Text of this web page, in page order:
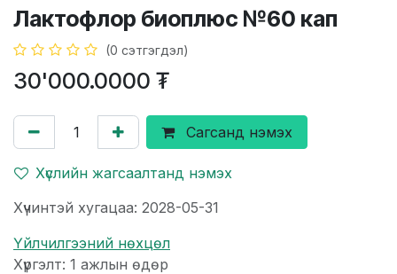
Лактофлор биоплюс №60 кап
(0 сэтгэгдэл)
30'000.0000 ₮
Сагсанд нэмэх
Хүслийн жагсаалтанд нэмэх
Хүчинтэй хугацаа: 2028-05-31
Үйлчилгээний нөхцөл
Хүргэлт: 1 ажлын өдөр